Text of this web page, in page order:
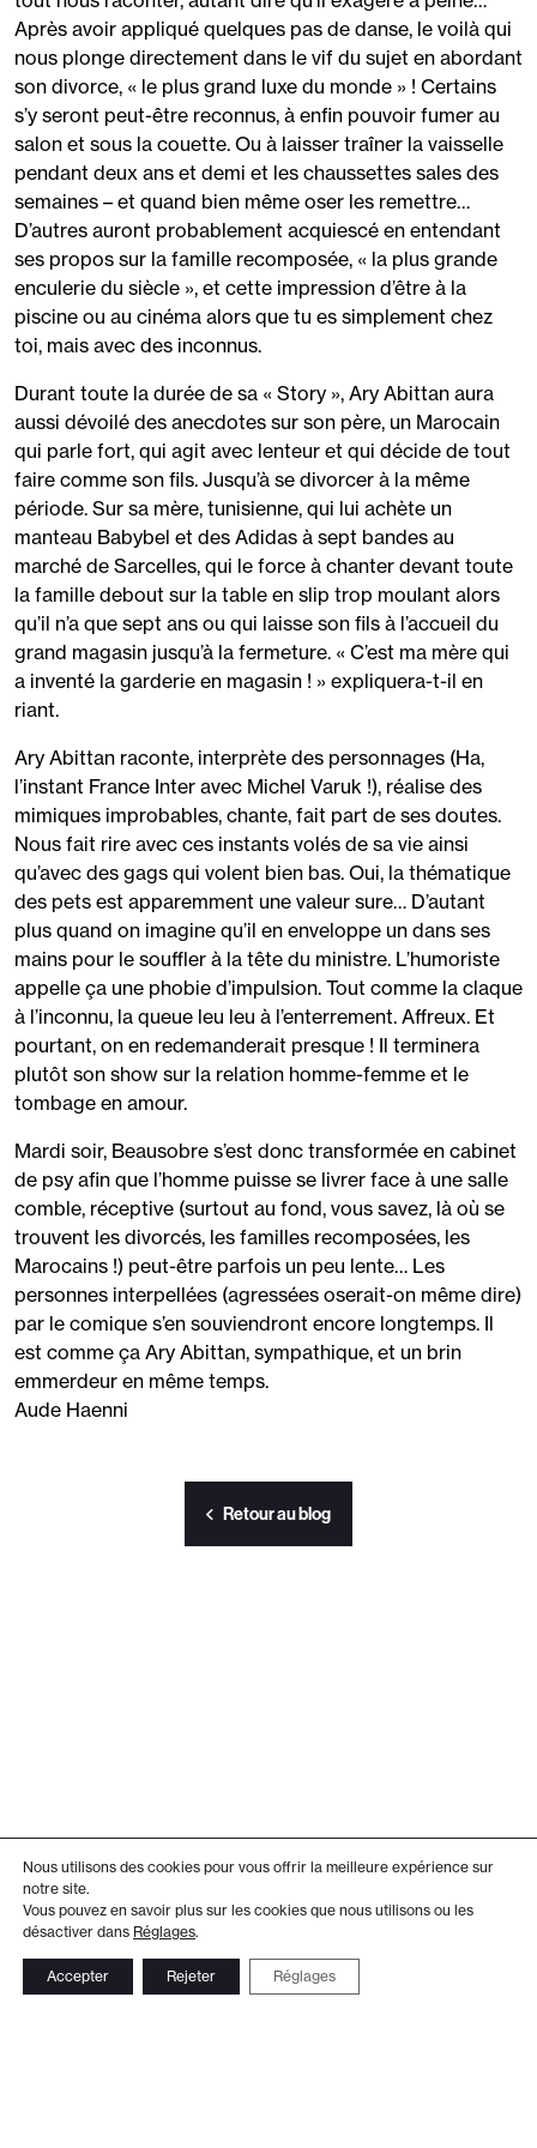
Après avoir appliqué quelques pas de danse, le voilà qui
nous plonge directement dans le vif du sujet en abordant
son divorce, « le plus grand luxe du monde » ! Certains
s’y seront peut-être reconnus, à enfin pouvoir fumer au
salon et sous la couette. Ou à laisser traîner la vaisselle
pendant deux ans et demi et les chaussettes sales des
semaines – et quand bien même oser les remettre…
D’autres auront probablement acquiescé en entendant
ses propos sur la famille recomposée, « la plus grande
enculerie du siècle », et cette impression d’être à la
piscine ou au cinéma alors que tu es simplement chez
toi, mais avec des inconnus.
Durant toute la durée de sa « Story », Ary Abittan aura
aussi dévoilé des anecdotes sur son père, un Marocain
qui parle fort, qui agit avec lenteur et qui décide de tout
faire comme son fils. Jusqu’à se divorcer à la même
période. Sur sa mère, tunisienne, qui lui achète un
manteau Babybel et des Adidas à sept bandes au
marché de Sarcelles, qui le force à chanter devant toute
la famille debout sur la table en slip trop moulant alors
qu’il n’a que sept ans ou qui laisse son fils à l’accueil du
grand magasin jusqu’à la fermeture. « C’est ma mère qui
a inventé la garderie en magasin ! » expliquera-t-il en
riant.
Ary Abittan raconte, interprète des personnages (Ha,
l’instant France Inter avec Michel Varuk !), réalise des
mimiques improbables, chante, fait part de ses doutes.
Nous fait rire avec ces instants volés de sa vie ainsi
qu’avec des gags qui volent bien bas. Oui, la thématique
des pets est apparemment une valeur sure… D’autant
plus quand on imagine qu’il en enveloppe un dans ses
mains pour le souffler à la tête du ministre. L’humoriste
appelle ça une phobie d’impulsion. Tout comme la claque
à l’inconnu, la queue leu leu à l’enterrement. Affreux. Et
pourtant, on en redemanderait presque ! Il terminera
plutôt son show sur la relation homme-femme et le
tombage en amour.
Mardi soir, Beausobre s’est donc transformée en cabinet
de psy afin que l’homme puisse se livrer face à une salle
comble, réceptive (surtout au fond, vous savez, là où se
trouvent les divorcés, les familles recomposées, les
Marocains !) peut-être parfois un peu lente… Les
personnes interpellées (agressées oserait-on même dire)
par le comique s’en souviendront encore longtemps. Il
est comme ça Ary Abittan, sympathique, et un brin
emmerdeur en même temps.
Aude Haenni
Retour au blog
Nous utilisons des cookies pour vous offrir la meilleure expérience sur
notre site.
Vous pouvez en savoir plus sur les cookies que nous utilisons ou les
désactiver dans Réglages.
Accepter Rejeter Réglages